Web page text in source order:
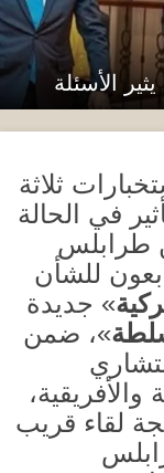
الأسئلة
ثلاثة
في الحالة
طرابلس
للشأن
» جديدة
»، ضمن
لقاء قريب